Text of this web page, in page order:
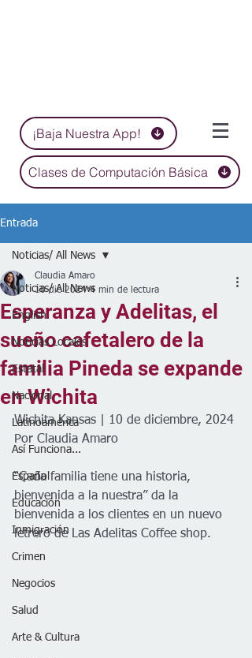
¡Baja Nuestra App!
Clases de Computación Básica
Entrada
Noticias/ All News
English
Noticias Locales
Estatal
Nacional
Latinoamérica
Así Funciona...
Español
Educación
Inmigración
Crimen
Negocios
Salud
Arte & Cultura
Noticias/ All News
Esperanza y Adelitas, el
sueño cafetalero de la
familia Pineda se expande
en Wichita
Claudia Amaro
10 dic 2024 4 min de lectura
Wichita Kansas | 10 de diciembre, 2024
Por Claudia Amaro
“Cada familia tiene una historia,
bienvenida a la nuestra” da la
bienvenida a los clientes en un nuevo
letrero de Las Adelitas Coffee shop.